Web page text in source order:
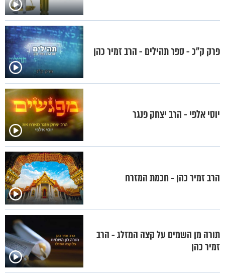
פרק ק"כ - ספר תהילים - הרב זמיר כהן
יוסי אלפי - הרב יצחק פנגר
הרב זמיר כהן - חכמת המזרח
תורה מן השמים על קצה המזלג - הרב
זמיר כהן